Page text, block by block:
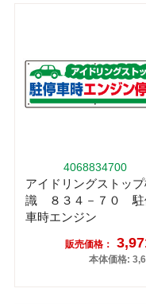
4068834700
アイドリングストッ
識 ８３４－７０ 駐
車時エンジン
販売価格：
本体価格: